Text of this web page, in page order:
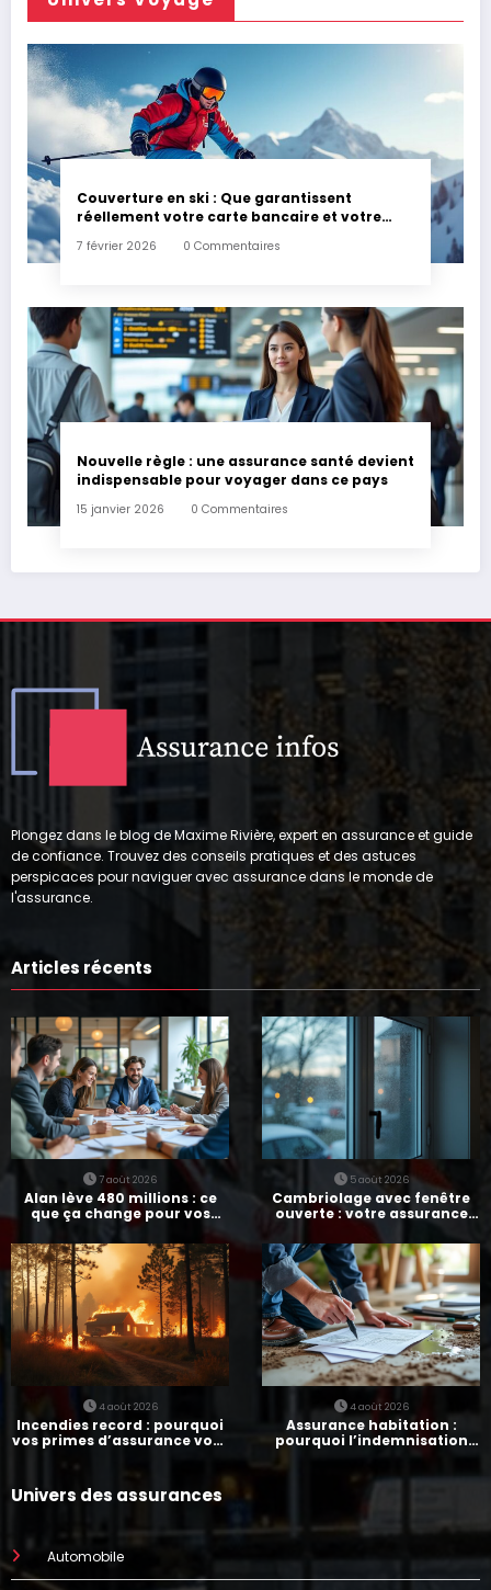
Couverture en ski : Que garantissent
réellement votre carte bancaire et votre
7 février 2026 0 Commentaires
Nouvelle règle : une assurance santé devient
indispensable pour voyager dans ce pays
15 janvier 2026 0 Commentaires
Plongez dans le blog de Maxime Rivière, expert en assurance et guide
de confiance. Trouvez des conseils pratiques et des astuces
perspicaces pour naviguer avec assurance dans le monde de
l'assurance.
Articles récents
7 août 2026
Alan lève 480 millions : ce
que ça change pour vos
5 août 2026
Cambriolage avec fenêtre
ouverte : votre assurance
paie-t-elle ?
4 août 2026
Incendies record : pourquoi
vos primes d’assurance vont
4 août 2026
Assurance habitation :
pourquoi l’indemnisation
prend parfois 7 mois
Univers des assurances
Automobile